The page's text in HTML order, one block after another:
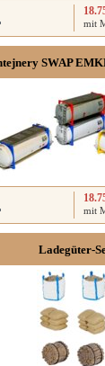
mit
SWAP
mit
Ladegüter-